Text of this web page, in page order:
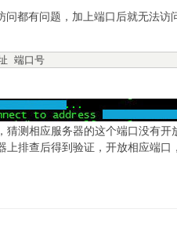
问都有问题，加上端口后就无法访
端口号
猜测相应服务器的这个端口没有开
上排查后得到验证，开放相应端口